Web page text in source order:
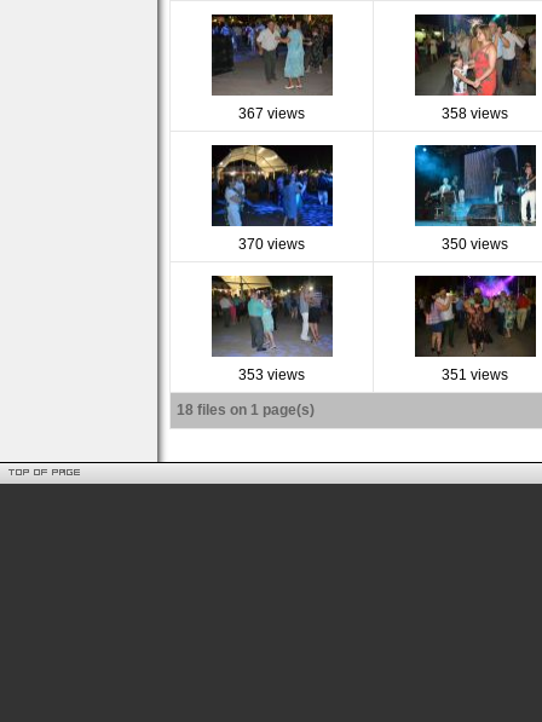
367 views 358 views
370 views 350 views
353 views 351 views
18 files on 1 page(s)